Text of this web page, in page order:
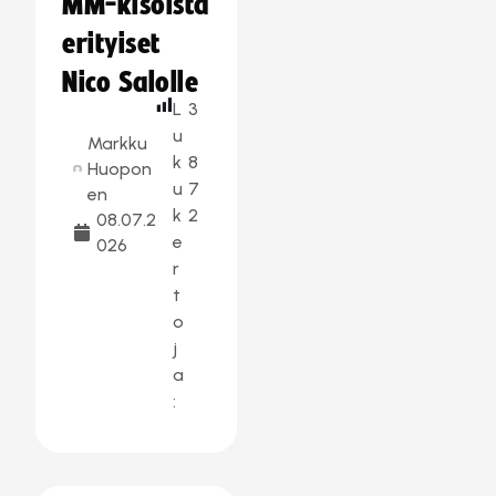
erityiset
Nico Salolle
Markku
Huopon
en
08.07.2
026
L
u
k
u
k
e
r
t
o
j
a
:
3
8
7
2